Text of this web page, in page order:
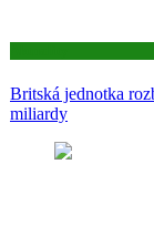
Britská jednotka
miliardy